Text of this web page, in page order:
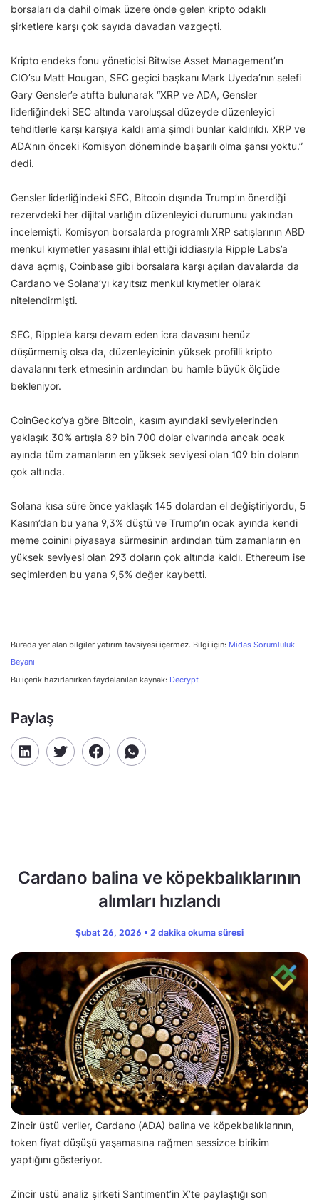
borsaları da dahil olmak üzere önde gelen kripto odaklı
şirketlere karşı çok sayıda davadan vazgeçti.
Kripto endeks fonu yöneticisi Bitwise Asset Management’ın
CIO’su Matt Hougan, SEC geçici başkanı Mark Uyeda’nın selefi
Gary Gensler’e atıfta bulunarak “XRP ve ADA, Gensler
liderliğindeki SEC altında varoluşsal düzeyde düzenleyici
tehditlerle karşı karşıya kaldı ama şimdi bunlar kaldırıldı. XRP ve
ADA’nın önceki Komisyon döneminde başarılı olma şansı yoktu.”
dedi.
Gensler liderliğindeki SEC, Bitcoin dışında Trump’ın önerdiği
rezervdeki her dijital varlığın düzenleyici durumunu yakından
incelemişti. Komisyon borsalarda programlı XRP satışlarının ABD
menkul kıymetler yasasını ihlal ettiği iddiasıyla Ripple Labs’a
dava açmış, Coinbase gibi borsalara karşı açılan davalarda da
Cardano ve Solana’yı kayıtsız menkul kıymetler olarak
nitelendirmişti.
SEC, Ripple’a karşı devam eden icra davasını henüz
düşürmemiş olsa da, düzenleyicinin yüksek profilli kripto
davalarını terk etmesinin ardından bu hamle büyük ölçüde
bekleniyor.
CoinGecko’ya göre Bitcoin, kasım ayındaki seviyelerinden
yaklaşık 30% artışla 89 bin 700 dolar civarında ancak ocak
ayında tüm zamanların en yüksek seviyesi olan 109 bin doların
çok altında.
Solana kısa süre önce yaklaşık 145 dolardan el değiştiriyordu, 5
Kasım’dan bu yana 9,3% düştü ve Trump’ın ocak ayında kendi
meme coinini piyasaya sürmesinin ardından tüm zamanların en
yüksek seviyesi olan 293 doların çok altında kaldı. Ethereum ise
seçimlerden bu yana 9,5% değer kaybetti.
Burada yer alan bilgiler yatırım tavsiyesi içermez. Bilgi için: Midas Sorumluluk
Beyanı
Bu içerik hazırlanırken faydalanılan kaynak: Decrypt
Paylaş
Cardano balina ve köpekbalıklarının
alımları hızlandı
Şubat 26, 2026 • 2 dakika okuma süresi
Zincir üstü veriler, Cardano (ADA) balina ve köpekbalıklarının,
token fiyat düşüşü yaşamasına rağmen sessizce birikim
yaptığını gösteriyor.
Zincir üstü analiz şirketi Santiment’in X’te paylaştığı son